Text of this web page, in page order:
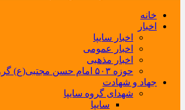
خانه
اخبار
اخبار سایپا
اخبار عمومی
اخبار مذهبی
حوزه ۵۰۳ امام حسن مجتبی(ع) گروه سایپا
جهاد و شهادت
شهدای گروه سایپا
سایپا